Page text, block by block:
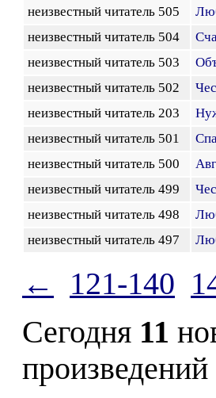
неизвестный читатель 505
неизвестный читатель 504
неизвестный читатель 503
неизвестный читатель 502
неизвестный читатель 203
неизвестный читатель 501
неизвестный читатель 500
неизвестный читатель 499
неизвестный читатель 498
неизвестный читатель 497
← 121-140
Сегодня 11
произведений